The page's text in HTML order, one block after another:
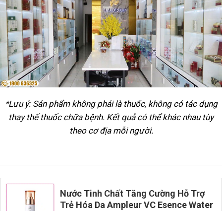
*Lưu ý: Sản phẩm không phải là thuốc, không có tác dụng
thay thế thuốc chữa bệnh. Kết quả có thể khác nhau tùy
theo cơ địa mỗi người.
Nước Tinh Chất Tăng Cường Hỗ Trợ
Trẻ Hóa Da Ampleur VC Esence Water